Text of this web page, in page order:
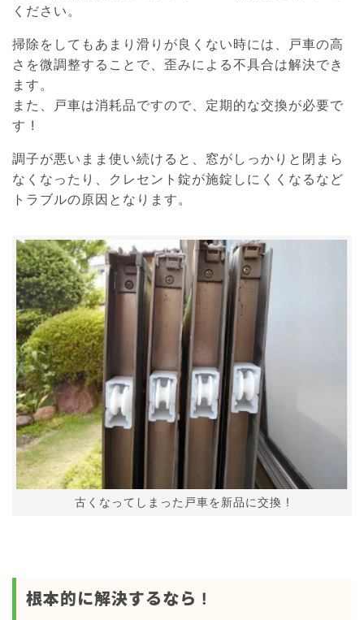
ください。
掃除をしてもあまり滑りが良くない時には、戸車の高
さを微調整することで、歪みによる不具合は解決でき
ます。
また、戸車は消耗品ですので、定期的な交換が必要で
す !
調子が悪いまま使い続けると、窓がしっかりと閉まら
なくなったり、クレセント錠が施錠しにくくなるなど
トラブルの原因となります。
古くなってしまった戸車を新品に交換 !
根本的に解決するなら !